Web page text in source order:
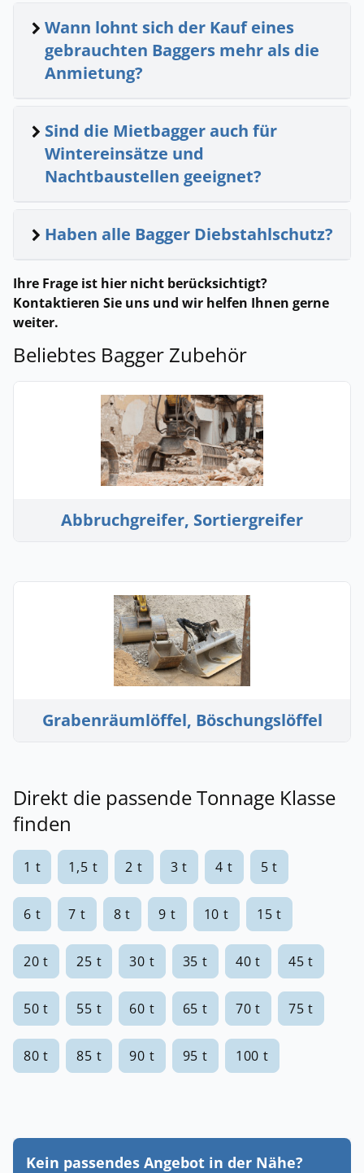
Wann lohnt sich der Kauf eines
gebrauchten Baggers mehr als die
Anmietung?
Sind die Mietbagger auch für
Wintereinsätze und
Nachtbaustellen geeignet?
Haben alle Bagger Diebstahlschutz?
Ihre Frage ist hier nicht berücksichtigt?
Kontaktieren Sie uns und wir helfen Ihnen gerne
weiter.
Beliebtes Bagger Zubehör
Abbruchgreifer, Sortiergreifer
Grabenräumlöffel, Böschungslöffel
Direkt die passende Tonnage Klasse
finden
1 t 1,5 t 2 t 3 t 4 t 5 t
6 t 7 t 8 t 9 t 10 t 15 t
20 t 25 t 30 t 35 t 40 t 45 t
50 t 55 t 60 t 65 t 70 t 75 t
80 t 85 t 90 t 95 t 100 t
Kein passendes Angebot in der Nähe?